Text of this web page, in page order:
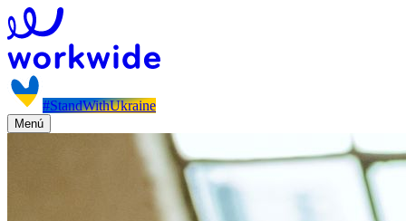
#StandWithUkraine
Menú